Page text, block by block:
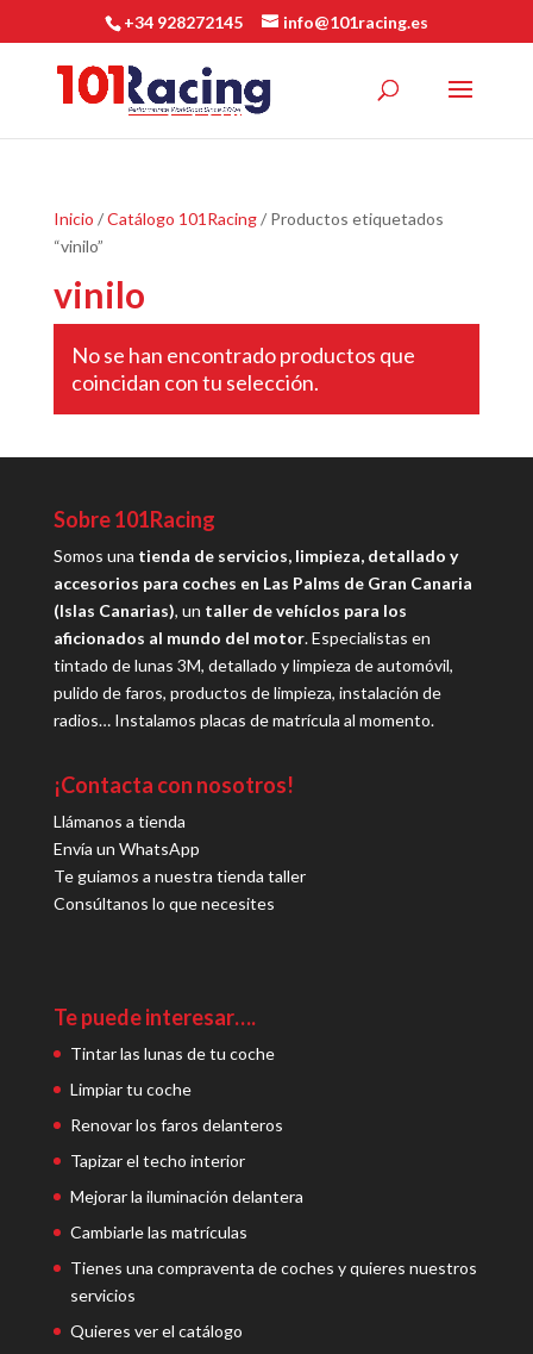
+34 928272145 info@101racing.es
Inicio /Catálogo 101Racing/ Productos etiquetados
“vinilo”
vinilo
No se han encontrado productos que
coincidan con tu selección.
Sobre 101Racing
Somos una tienda de servicios, limpieza, detallado y
accesorios para coches en Las Palms de Gran Canaria
(Islas Canarias), un taller de vehíclos para los
aficionados al mundo del motor. Especialistas en
tintado de lunas 3M, detallado y limpieza de automóvil,
pulido de faros, productos de limpieza, instalación de
radios… Instalamos placas de matrícula al momento.
¡Contacta con nosotros!
Llámanos a tienda
Envía un WhatsApp
Te guiamos a nuestra tienda taller
Consúltanos lo que necesites
Te puede interesar….
Tintar las lunas de tu coche
Limpiar tu coche
Renovar los faros delanteros
Tapizar el techo interior
Mejorar la iluminación delantera
Cambiarle las matrículas
Tienes una compraventa de coches y quieres nuestros
servicios
Quieres ver el catálogo